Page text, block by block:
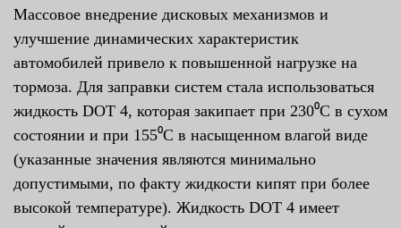
Массовое внедрение дисковых механизмов и
улучшение динамических характеристик
автомобилей привело к повышенной нагрузке на
тормоза. Для заправки систем стала использоваться
жидкость DOT 4, которая закипает при 230⁰С в сухом
состоянии и при 155⁰С в насыщенном влагой виде
(указанные значения являются минимально
допустимыми, по факту жидкости кипят при более
высокой температуре). Жидкость DOT 4 имеет